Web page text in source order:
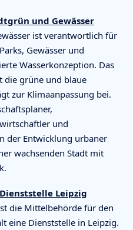
und Gewässer
ist verantwortlich für
Gewässer und
Wasserkonzeption. Das
die grüne und blaue
zur Klimaanpassung bei.
und
der Entwicklung urbaner
wachsenden Stadt mit
Leipzig
die Mittelbehörde für den
eine Dienststelle in Leipzig.